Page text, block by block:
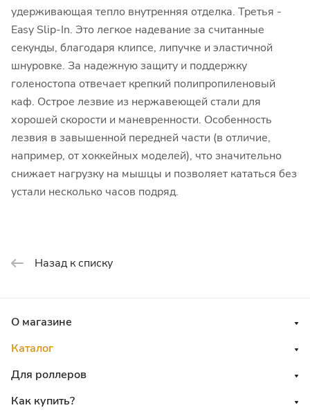
удерживающая тепло внутренняя отделка. Третья -
Easy Slip-In. Это легкое надевание за считанные
секунды, благодаря клипсе, липучке и эластичной
шнуровке. За надежную защиту и поддержку
голеностопа отвечает крепкий полипропиленовый
каф. Острое лезвие из нержавеющей стали для
хорошей скорости и маневренности. Особенность
лезвия в завышенной передней части (в отличие,
например, от хоккейных моделей), что значительно
снижает нагрузку на мышцы и позволяет кататься без
устали несколько часов подряд.
Назад к списку
О магазине
Каталог
Для роллеров
Как купить?